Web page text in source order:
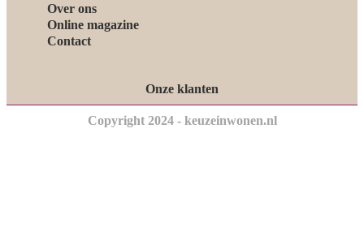
Over ons
Online magazine
Contact
Onze klanten
Copyright 2024 - keuzeinwonen.nl